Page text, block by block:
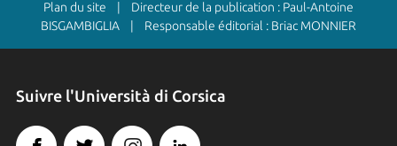
Plan du site | Directeur de la publication : Paul-Antoine
BISGAMBIGLIA | Responsable éditorial : Briac MONNIER
Suivre l'Università di Corsica